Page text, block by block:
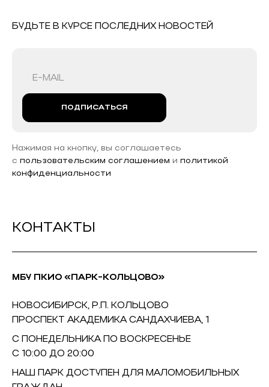
БУДЬТЕ В КУРСЕ ПОСЛЕДНИХ НОВОСТЕЙ
ПОДПИСАТЬСЯ
Нажимая на кнопку, вы соглашаетесь
с пользовательским соглашением и политикой
конфиденциальности
КОНТАКТЫ
МБУ ПКИО «ПАРК-КОЛЬЦОВО»
НОВОСИБИРСК, Р.П. КОЛЬЦОВО
ПРОСПЕКТ АКАДЕМИКА САНДАХЧИЕВА, 1
С ПОНЕДЕЛЬНИКА ПО ВОСКРЕСЕНЬЕ
С 10:00 ДО 20:00
НАШ ПАРК ДОСТУПЕН ДЛЯ МАЛОМОБИЛЬНЫХ